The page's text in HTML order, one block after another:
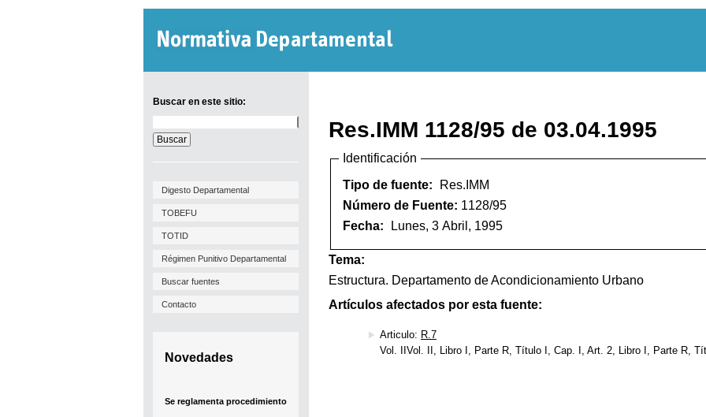
Buscar en este sitio:
en
este
sitio:
Digesto Departamental
TOBEFU
TOTID
Régimen Punitivo Departamental
Buscar fuentes
Contacto
Novedades
Se reglamenta procedimiento
Res.IMM 1128/95 de 03.04.1995
Identificación
Tipo de fuente:
Res.IMM
Número de Fuente: 1128/95
Fecha:
Lunes, 3 Abril, 1995
Tema:
Estructura. Departamento de Acondicionamiento Urbano
Artículos afectados por esta fuente:
Articulo: R.7
Vol. IIVol. II, Libro I, Parte R, Título I, Cap. I, Art. 2, Libro I, Parte R,